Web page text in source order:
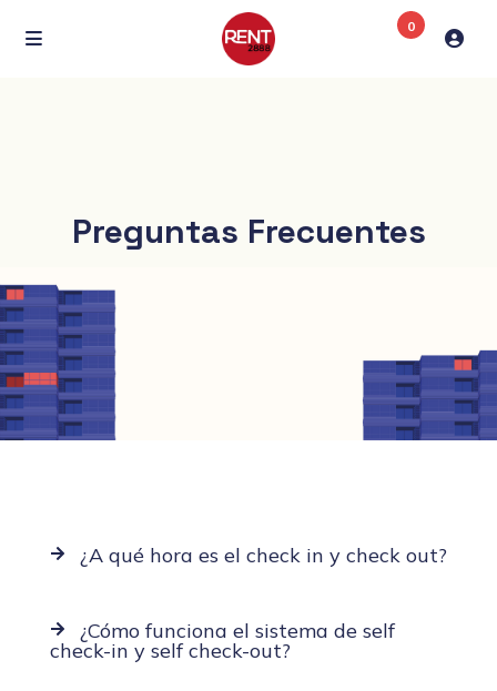
0
Preguntas Frecuentes
¿A qué hora es el check in y check out?
¿Cómo funciona el sistema de self
check-in y self check-out?